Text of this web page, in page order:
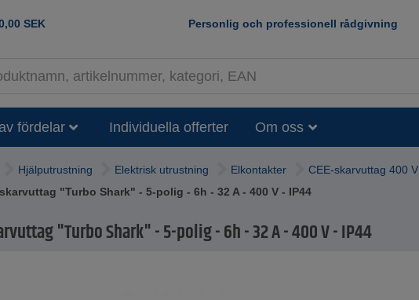
SEK Personlig och professionell rådgivning
fördelar Individuella offerter Om oss
Hjälputrustning Elektrisk utrustning Elkontakter
CEE-skarvuttag 400 V
"Turbo Shark" - 5-polig - 6h - 32 A - 400 V - IP44
"Turbo Shark" - 5-polig - 6h - 32 A - 400 V - IP44